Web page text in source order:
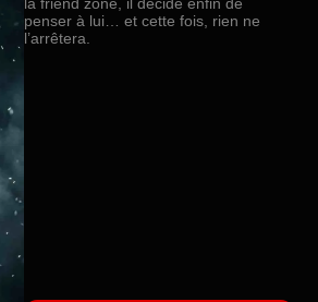
penser à lui… et cette fois, rien ne
l’arrêtera.